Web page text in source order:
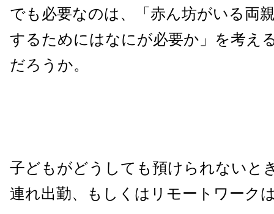
でも必要なのは、「赤ん坊がいる両
するためにはなにが必要か」を考え
だろうか。
子どもがどうしても預けられないと
連れ出勤、もしくはリモートワーク